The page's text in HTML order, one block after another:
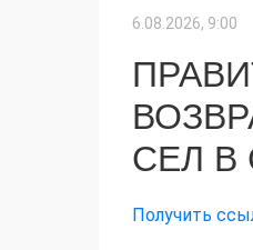
6.08.2026, 9:00
СЕЛ В
Получить